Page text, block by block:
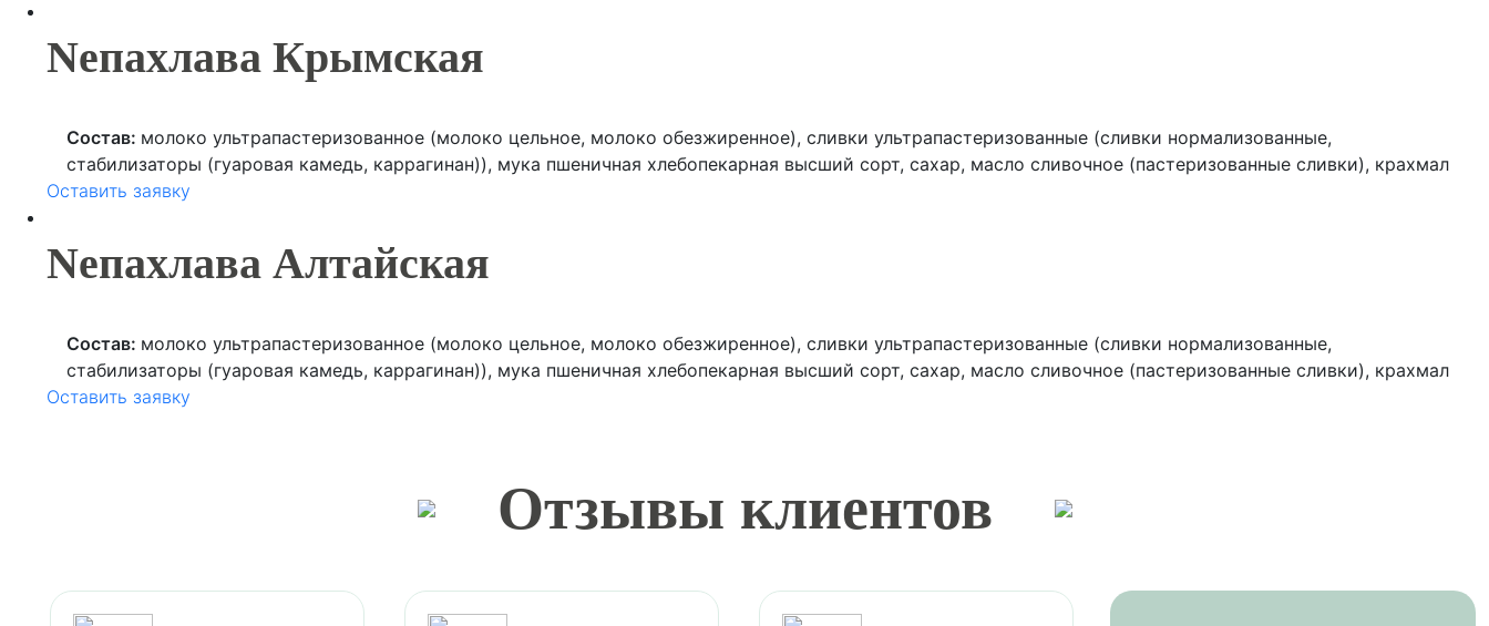
Nепахлава Крымская
Состав: молоко ультрапастеризованное (молоко цельное, молоко обезжиренное), сливки ультрапастеризованные (сливки нормализованные,
стабилизаторы (гуаровая камедь, каррагинан)), мука пшеничная хлебопекарная высший сорт, сахар, масло сливочное (пастеризованные сливки), крахмал
кукурузный, фисташка, масло растительное, продукты яичные, белый шоколад (сахар, какао-масло, молоко сухое цельное, эмульгатор (лецитин),
(фисташка, кешью, сахар, жир растительный, сухое молоко, соль, ароматизатор натуральный «Фисташка», эмульгатор (соевый лецитин), красители
(Е141ii, E133, Е102)), соль, консервант (сорбиновая кислота).
Оставить заявку
Nепахлава Алтайская
Состав: молоко ультрапастеризованное (молоко цельное, молоко обезжиренное), сливки ультрапастеризованные (сливки нормализованные,
стабилизаторы (гуаровая камедь, каррагинан)), мука пшеничная хлебопекарная высший сорт, сахар, масло сливочное (пастеризованные сливки), крахмал
кукурузный, курага, масло растительное, продукты яичные, белый шоколад (сахар, какао-масло, молоко сухое цельное, эмульгатор (лецитин),
Оставить заявку
Отзывы клиентов